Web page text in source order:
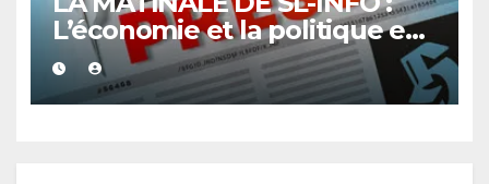
L’économie et la politique en
vedette